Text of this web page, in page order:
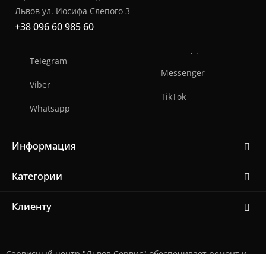
Львов ул. Иосифа Слепого 3
+38 096 60 985 60
Telegram
Viber
Whatsapp
Messenger
TikTok
Информация
Категории
Клиенту